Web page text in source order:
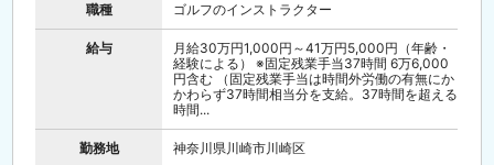
職種 ゴルフのインストラクター
給与
月給30万円1,000円～41万円5,000円（年齢・
経験による） ※固定残業手当37時間 6万6,000
円含む （固定残業手当は時間外労働の有無にか
かわらず37時間相当分を支給。37時間を超える
時間...
勤務地 神奈川県川崎市川崎区